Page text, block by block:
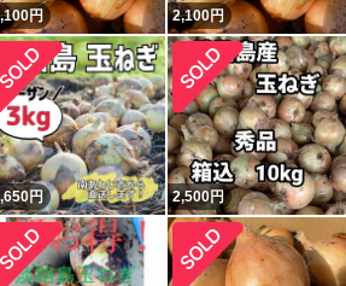
円 2,100円
円 2,500円